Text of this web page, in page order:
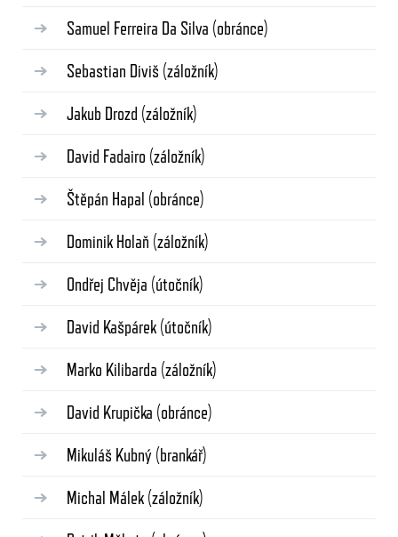
Samuel Ferreira Da Silva (obránce)
Sebastian Diviš (záložník)
Jakub Drozd (záložník)
David Fadairo (záložník)
Štěpán Hapal (obránce)
Dominik Holaň (záložník)
Ondřej Chvěja (útočník)
David Kašpárek (útočník)
Marko Kilibarda (záložník)
David Krupička (obránce)
Mikuláš Kubný (brankář)
Michal Málek (záložník)